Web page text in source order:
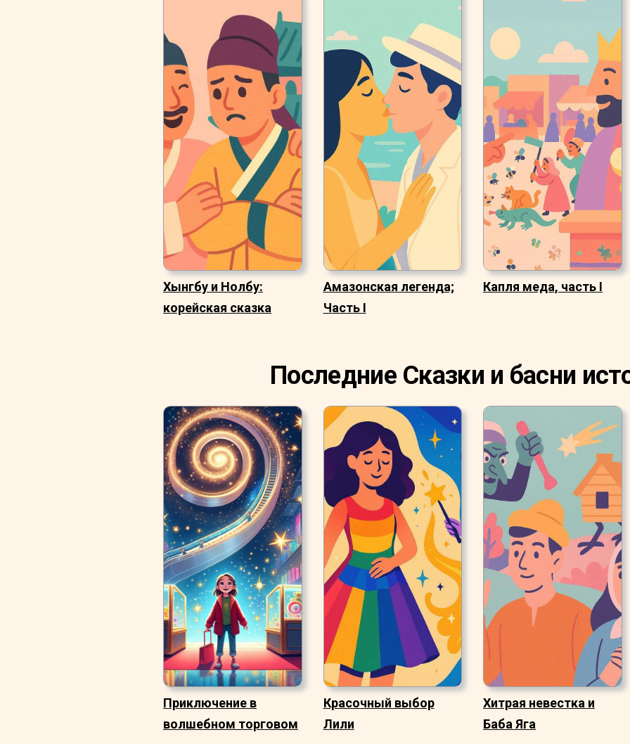
Хынгбу и Нолбу:
корейская сказка
Амазонская легенда;
Часть I
Капля меда, часть I
Последние Сказки и басни
Приключение в
волшебном торговом
Красочный выбор
Лили
Хитрая невестка и
Баба Яга